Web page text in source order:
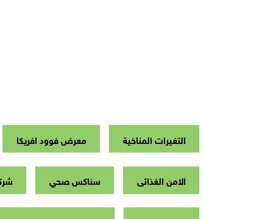
التغيرات المناخية معرض فوود افريكا
الامن الغذائى سناكس صحي